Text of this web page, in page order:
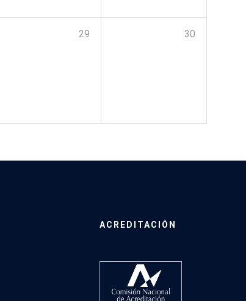
29 30
ACREDITACIÓN